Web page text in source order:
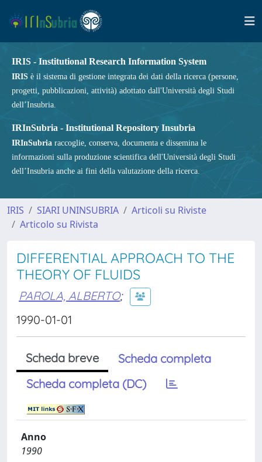
IRIS - Institutional Research Information System
IRIS è il sistema di gestione integrata dei dati della ricerca (persone,
progetti, pubblicazioni, attività) adottato dall'Università degli Studi
dell’Insubria.
IRInSubria - Institutional Repository Insubria
IRInSubria raccoglie, conserva, documenta e dissemina le
informazioni sulla produzione scientifica dell'Università degli Studi
dell’Insubria anche ai fini della valutazione della ricerca.
IRIS SIARI UNINSUBRIA
Articoli su Riviste
Articolo su Rivista
DIFFERENTIAL APPROACH TO THE
THEORY OF FLUIDS
PAROLA, ALBERTO;
1990-01-01
Scheda breve
Scheda completa
Scheda completa (DC)
Anno
1990